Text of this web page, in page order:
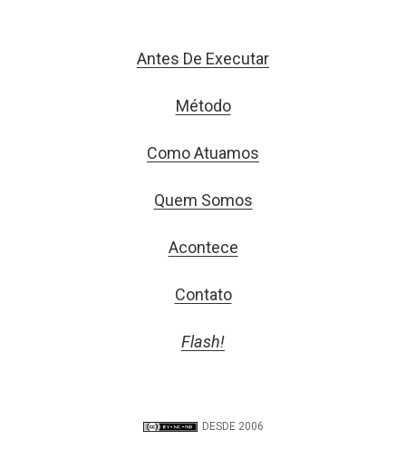
Antes De Executar
Método
Como Atuamos
Quem Somos
Acontece
Contato
Flash!
DESDE 2006